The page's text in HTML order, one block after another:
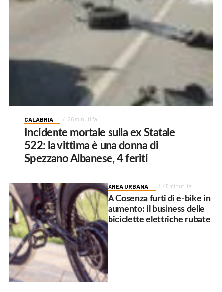
CALABRIA 26 minuti fa
Incidente mortale sulla ex Statale
522: la vittima è una donna di
Spezzano Albanese, 4 feriti
AREA URBANA 45 minuti fa
A Cosenza furti di e-bike in
aumento: il business delle
biciclette elettriche rubate